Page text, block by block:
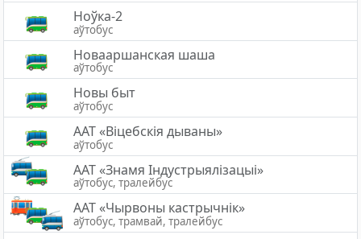
Ноўка-2
аўтобус
Новааршанская шаша
аўтобус
Новы быт
аўтобус
ААТ «Віцебскія дываны»
аўтобус
ААТ «Знамя Індустрыялізацыі»
аўтобус, тралейбус
ААТ «Чырвоны кастрычнік»
аўтобус, трамвай, тралейбус